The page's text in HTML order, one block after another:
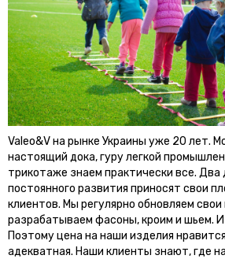
Valeo&V на рынке Украины уже 20 лет.
настоящий дока, гуру легкой
трикотаже знаем практически все. Два
постоянного развития приносят свои
клиентов. Мы регулярно обновляем
разрабатываем фасоны, кроим и шьем.
Поэтому цена на наши изделия
адекватная. Наши клиенты знают, где